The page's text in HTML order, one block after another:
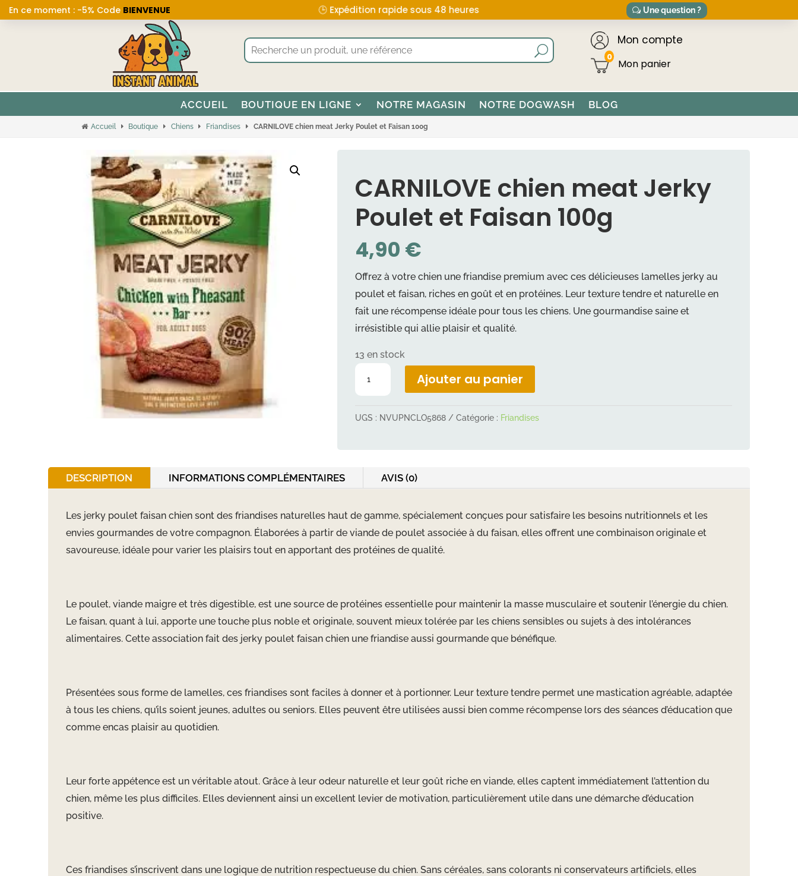
En ce moment : -5% Code BIENVENUE 🕒 Expédition rapide sous 48 heures Une question ?
Mon compte
0
ACCUEIL BOUTIQUE EN LIGNE NOTRE MAGASIN NOTRE DOGWASH BLOG
Accueil Boutique Chiens Friandises CARNILOVE chien meat Jerky Poulet et Faisan 100g
CARNILOVE chien meat Jerky
Poulet et Faisan 100g
4,90 €
Offrez à votre chien une friandise premium avec ces délicieuses lamelles jerky au
poulet et faisan, riches en goût et en protéines. Leur texture tendre et naturelle en
fait une récompense idéale pour tous les chiens. Une gourmandise saine et
irrésistible qui allie plaisir et qualité.
13 en stock
quantité
chien
Jerky
Poulet
et
100g
Ajouter au panier
UGS : NVUPNCLO5868 Catégorie : Friandises
DESCRIPTION INFORMATIONS COMPLÉMENTAIRES AVIS (0)
Les jerky poulet faisan chien sont des friandises naturelles haut de gamme, spécialement conçues pour satisfaire les besoins nutritionnels et les
envies gourmandes de votre compagnon. Élaborées à partir de viande de poulet associée à du faisan, elles offrent une combinaison originale et
savoureuse, idéale pour varier les plaisirs tout en apportant des protéines de qualité.
Le poulet, viande maigre et très digestible, est une source de protéines essentielle pour maintenir la masse musculaire et soutenir l’énergie du chien.
Le faisan, quant à lui, apporte une touche plus noble et originale, souvent mieux tolérée par les chiens sensibles ou sujets à des intolérances
alimentaires. Cette association fait des jerky poulet faisan chien une friandise aussi gourmande que bénéfique.
Présentées sous forme de lamelles, ces friandises sont faciles à donner et à portionner. Leur texture tendre permet une mastication agréable, adaptée
à tous les chiens, qu’ils soient jeunes, adultes ou seniors. Elles peuvent être utilisées aussi bien comme récompense lors des séances d’éducation que
comme encas plaisir au quotidien.
Leur forte appétence est un véritable atout. Grâce à leur odeur naturelle et leur goût riche en viande, elles captent immédiatement l’attention du
chien, même les plus difficiles. Elles deviennent ainsi un excellent levier de motivation, particulièrement utile dans une démarche d’éducation
positive.
Ces friandises s’inscrivent dans une logique de nutrition respectueuse du chien. Sans céréales, sans colorants ni conservateurs artificiels, elles